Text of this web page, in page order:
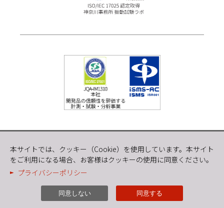
プライバシーポリシー
(C) JAPAN TESTING LABORATORIES, Inc. All rights reserved.
本サイトでは、クッキー（Cookie）を使用しています。本サイト
をご利用になる場合、お客様はクッキーの使用に同意ください。
プライバシーポリシー
同意する
同意しない